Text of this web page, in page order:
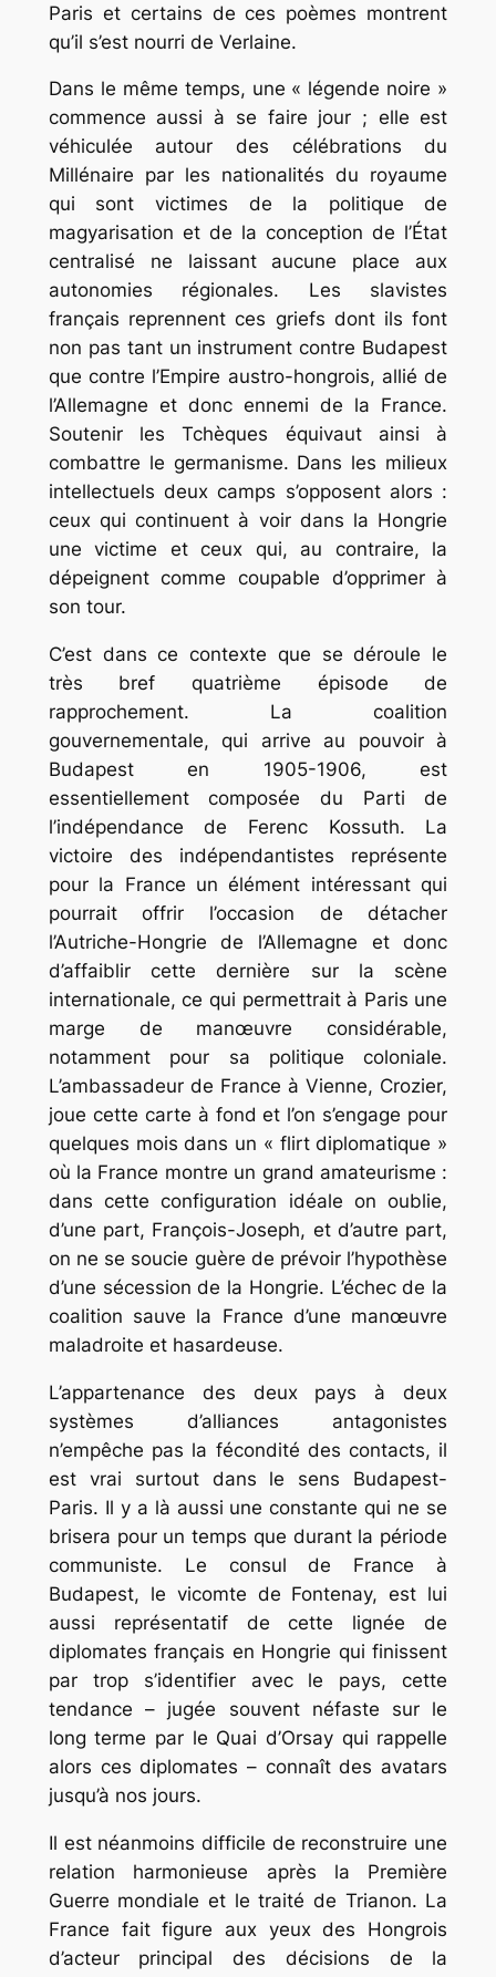
Paris et certains de ces poèmes montrent
qu’il s’est nourri de Verlaine.
Dans le même temps, une « légende noire »
commence aussi à se faire jour ; elle est
véhiculée autour des célébrations du
Millénaire par les nationalités du royaume
qui sont victimes de la politique de
magyarisation et de la conception de l’État
centralisé ne laissant aucune place aux
autonomies régionales. Les slavistes
français reprennent ces griefs dont ils font
non pas tant un instrument contre Budapest
que contre l’Empire austro-hongrois, allié de
l’Allemagne et donc ennemi de la France.
Soutenir les Tchèques équivaut ainsi à
combattre le germanisme. Dans les milieux
intellectuels deux camps s’opposent alors :
ceux qui continuent à voir dans la Hongrie
une victime et ceux qui, au contraire, la
dépeignent comme coupable d’opprimer à
son tour.
C’est dans ce contexte que se déroule le
très bref quatrième épisode de
rapprochement. La coalition
gouvernementale, qui arrive au pouvoir à
Budapest en 1905-1906, est
essentiellement composée du Parti de
l’indépendance de Ferenc Kossuth. La
victoire des indépendantistes représente
pour la France un élément intéressant qui
pourrait offrir l’occasion de détacher
l’Autriche-Hongrie de l’Allemagne et donc
d’affaiblir cette dernière sur la scène
internationale, ce qui permettrait à Paris une
marge de manœuvre considérable,
notamment pour sa politique coloniale.
L’ambassadeur de France à Vienne, Crozier,
joue cette carte à fond et l’on s’engage pour
quelques mois dans un « flirt diplomatique »
où la France montre un grand amateurisme :
dans cette configuration idéale on oublie,
d’une part, François-Joseph, et d’autre part,
on ne se soucie guère de prévoir l’hypothèse
d’une sécession de la Hongrie. L’échec de la
coalition sauve la France d’une manœuvre
maladroite et hasardeuse.
L’appartenance des deux pays à deux
systèmes d’alliances antagonistes
n’empêche pas la fécondité des contacts, il
est vrai surtout dans le sens Budapest-
Paris. Il y a là aussi une constante qui ne se
brisera pour un temps que durant la période
communiste. Le consul de France à
Budapest, le vicomte de Fontenay, est lui
aussi représentatif de cette lignée de
diplomates français en Hongrie qui finissent
par trop s’identifier avec le pays, cette
tendance – jugée souvent néfaste sur le
long terme par le Quai d’Orsay qui rappelle
alors ces diplomates – connaît des avatars
jusqu’à nos jours.
Il est néanmoins difficile de reconstruire une
relation harmonieuse après la Première
Guerre mondiale et le traité de Trianon. La
France fait figure aux yeux des Hongrois
d’acteur principal des décisions de la